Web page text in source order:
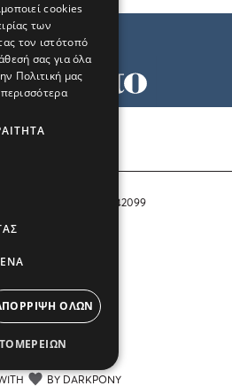
Πιστοποίησης Μ.Η.Τ. 242099
© 2026 Το Μανιφέστο
BY DARKPONY
cookies
των
τον ιστότοπό
σας για όλα
Πολιτική μας
ΌΛΩΝ